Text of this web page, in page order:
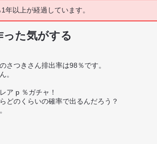
年以上が経過しています。
た気がする
さつきさん排出率は98％です。
。
ア p ％ガチャ！
どのくらいの確率で出るんだろう？